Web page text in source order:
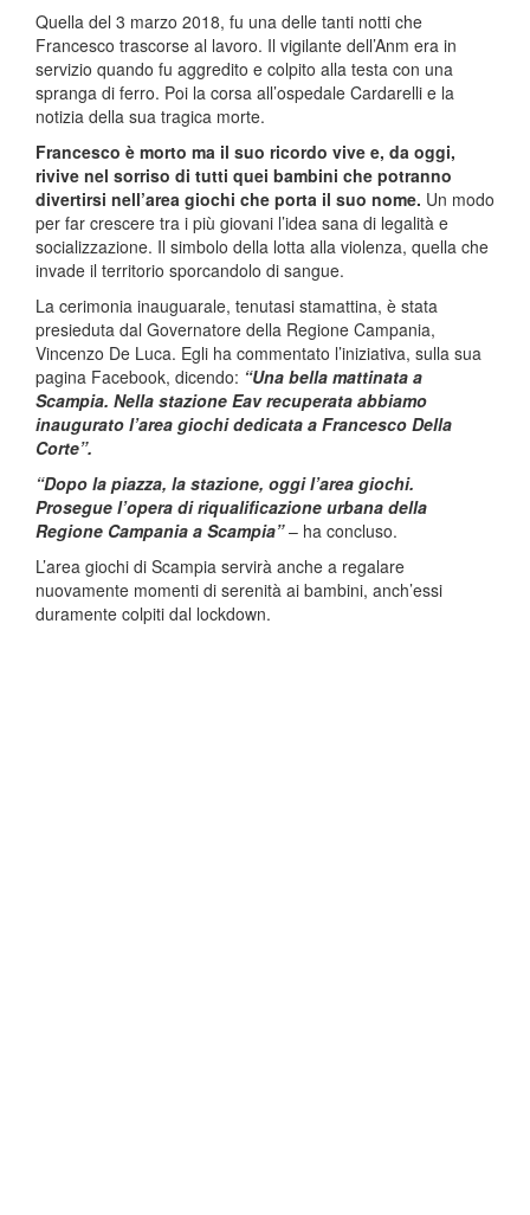
Quella del 3 marzo 2018, fu una delle tanti notti che
Francesco trascorse al lavoro. Il vigilante dell’Anm era in
servizio quando fu aggredito e colpito alla testa con una
spranga di ferro. Poi la corsa all’ospedale Cardarelli e la
notizia della sua tragica morte.
Francesco è morto ma il suo ricordo vive e, da oggi,
rivive nel sorriso di tutti quei bambini che potranno
divertirsi nell’area giochi che porta il suo nome. Un modo
per far crescere tra i più giovani l’idea sana di legalità e
socializzazione. Il simbolo della lotta alla violenza, quella che
invade il territorio sporcandolo di sangue.
La cerimonia inauguarale, tenutasi stamattina, è stata
presieduta dal Governatore della Regione Campania,
Vincenzo De Luca. Egli ha commentato l’iniziativa, sulla sua
pagina Facebook, dicendo: “Una bella mattinata a
Scampia. Nella stazione Eav recuperata abbiamo
inaugurato l’area giochi dedicata a Francesco Della
Corte”.
“Dopo la piazza, la stazione, oggi l’area giochi.
Prosegue l’opera di riqualificazione urbana della
Regione Campania a Scampia” – ha concluso.
L’area giochi di Scampia servirà anche a regalare
nuovamente momenti di serenità ai bambini, anch’essi
duramente colpiti dal lockdown.